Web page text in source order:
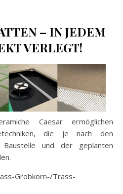
– IN JEDEM
VERLEGT!
Caesar ermöglichen
die je nach den
und der geplanten
Grobkorn-/Trass-